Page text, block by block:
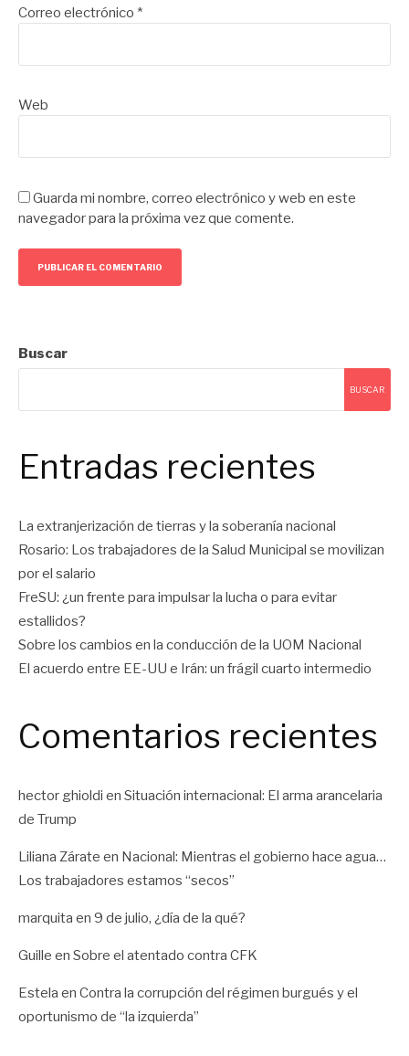
Correo electrónico *
Web
Guarda mi nombre, correo electrónico y web en este
navegador para la próxima vez que comente.
Buscar
BUSCAR
Entradas recientes
La extranjerización de tierras y la soberanía nacional
Rosario: Los trabajadores de la Salud Municipal se movilizan
por el salario
FreSU: ¿un frente para impulsar la lucha o para evitar
estallidos?
Sobre los cambios en la conducción de la UOM Nacional
El acuerdo entre EE-UU e Irán: un frágil cuarto intermedio
Comentarios recientes
hector ghioldi en Situación internacional: El arma arancelaria
de Trump
Liliana Zárate en Nacional: Mientras el gobierno hace agua…
Los trabajadores estamos “secos”
marquita en 9 de julio, ¿día de la qué?
Guille en Sobre el atentado contra CFK
Estela en Contra la corrupción del régimen burgués y el
oportunismo de “la izquierda”